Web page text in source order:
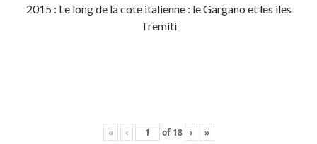
2015 : Le long de la cote italienne : le Gargano et les iles
Tremiti
« ‹ of 18 › »